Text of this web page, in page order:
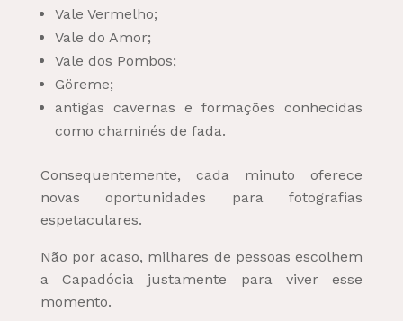
Vale Vermelho;
Vale do Amor;
Vale dos Pombos;
Göreme;
antigas cavernas e formações conhecidas
como chaminés de fada.
Consequentemente, cada minuto oferece
novas oportunidades para fotografias
espetaculares.
Não por acaso, milhares de pessoas escolhem
a Capadócia justamente para viver esse
momento.